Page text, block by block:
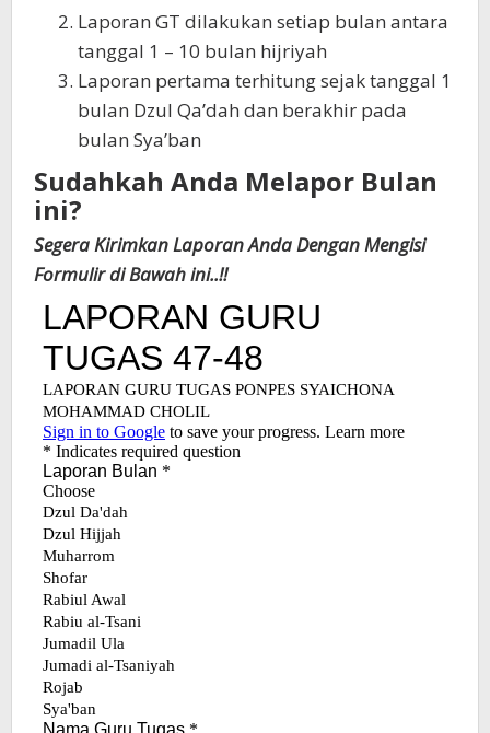
Laporan GT dilakukan setiap bulan antara
tanggal 1 – 10 bulan hijriyah
Laporan pertama terhitung sejak tanggal 1
bulan Dzul Qa’dah dan berakhir pada
bulan Sya’ban
Sudahkah Anda Melapor Bulan
ini?
Segera Kirimkan Laporan Anda Dengan Mengisi
Formulir di Bawah ini..!!